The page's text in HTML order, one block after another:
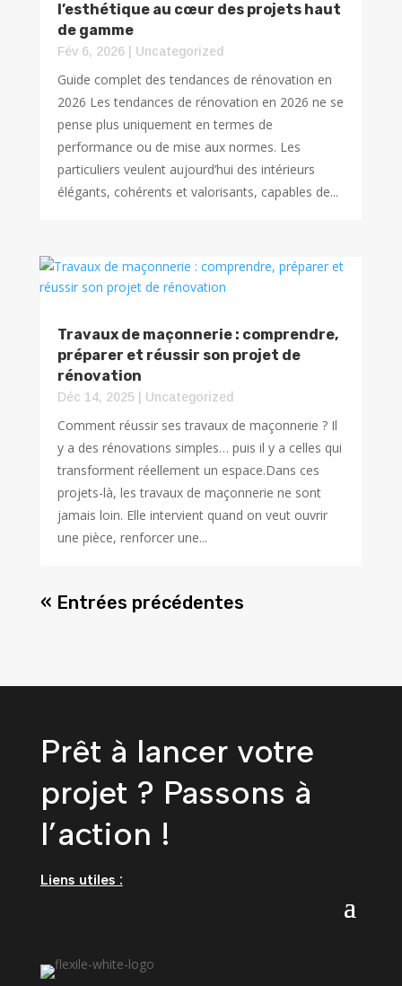
l’esthétique au cœur des projets haut
de gamme
Fév 6, 2026| Uncategorized
Guide complet des tendances de rénovation en
2026 Les tendances de rénovation en 2026 ne se
pense plus uniquement en termes de
performance ou de mise aux normes. Les
particuliers veulent aujourd’hui des intérieurs
élégants, cohérents et valorisants, capables de...
Travaux de maçonnerie : comprendre,
préparer et réussir son projet de
rénovation
Déc 14, 2025| Uncategorized
Comment réussir ses travaux de maçonnerie ? Il
y a des rénovations simples… puis il y a celles qui
transforment réellement un espace.Dans ces
projets-là, les travaux de maçonnerie ne sont
jamais loin. Elle intervient quand on veut ouvrir
une pièce, renforcer une...
« Entrées précédentes
Prêt à lancer votre
projet ? Passons à
l’action !
Liens utiles :